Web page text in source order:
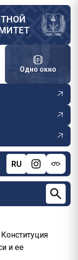
Одно окно
RU
и ее